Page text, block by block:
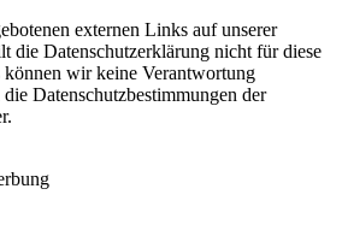
externen Links auf unserer
die Datenschutzerklärung nicht für diese
wir keine Verantwortung
Datenschutzbestimmungen der